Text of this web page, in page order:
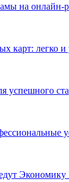
на онлайн-
карт: легко и
успешного